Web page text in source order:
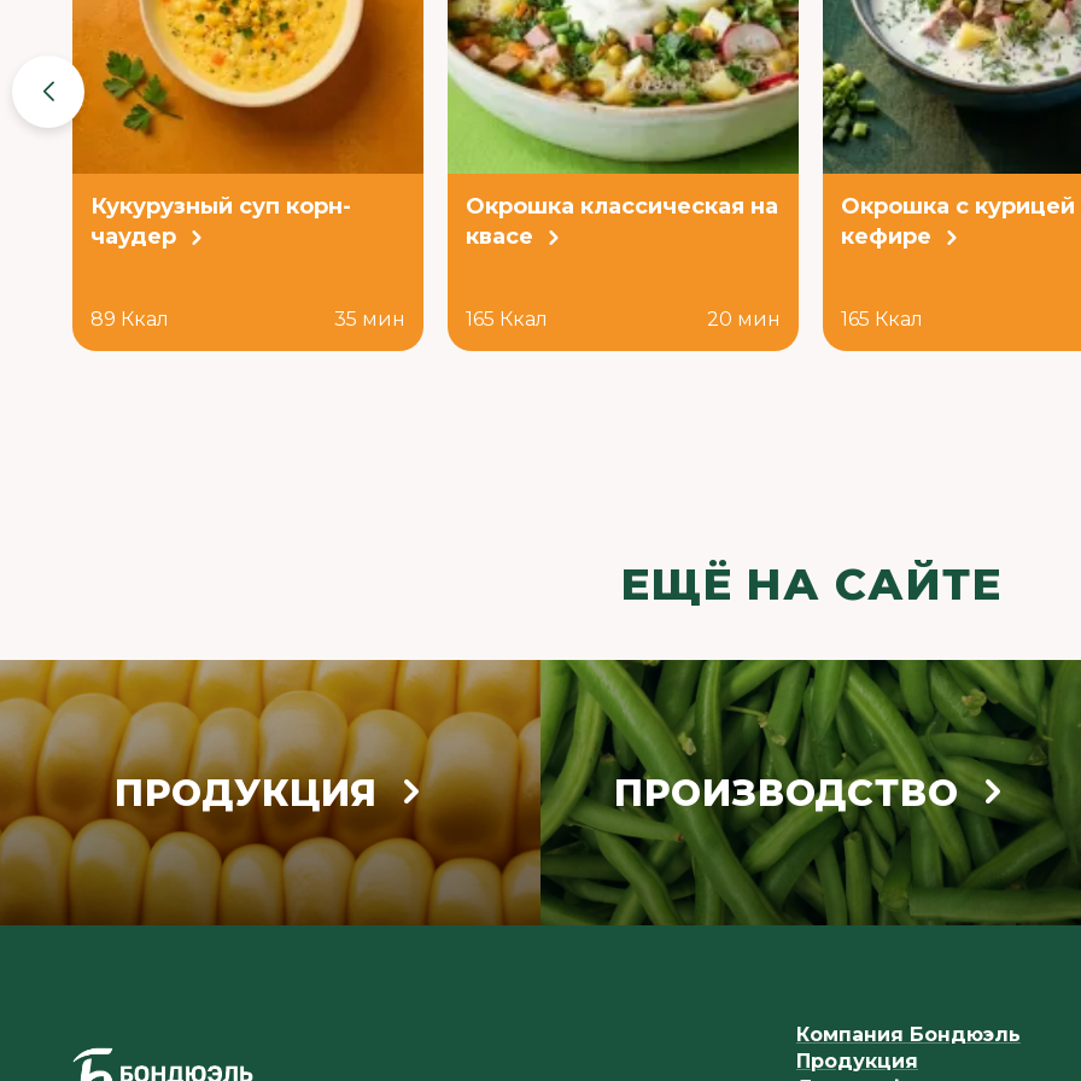
Кукурузный суп корн-
чаудер
89 Ккал 35 мин
Окрошка классическая на
квасе
165 Ккал 20 мин
Окрошка с курицей
кефире
165 Ккал
ЕЩЁ НА САЙТЕ
ПРОДУКЦИЯ ПРОИЗВОДСТВО
Компания Бондюэль
Продукция